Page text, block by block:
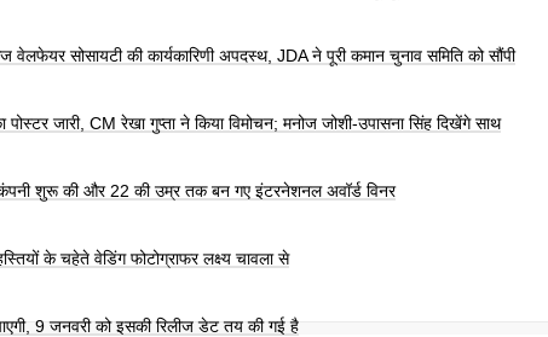
वेलफेयर सोसायटी की कार्यकारिणी अपदस्थ, JDA ने पूरी कमान चुनाव समिति को सौंपी
का पोस्टर जारी, CM रेखा गुप्ता ने किया विमोचन; मनोज जोशी-उपासना सिंह दिखेंगे साथ
शुरू की और 22 की उम्र तक बन गए इंटरनेशनल अवॉर्ड विनर
के चहेते वेडिंग फोटोग्राफर लक्ष्य चावला से
9 जनवरी को इसकी रिलीज डेट तय की गई है